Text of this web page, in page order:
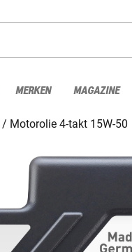
MERKEN MAGAZINE
Motorolie 4-takt 15W-50